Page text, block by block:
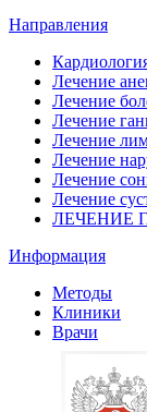
Направления
Лечение
Лечение
Лечение
Лечение
Лечение
Лечение
Лечение
ЛЕЧЕНИЕ
Информация
Методы
Клиники
Врачи